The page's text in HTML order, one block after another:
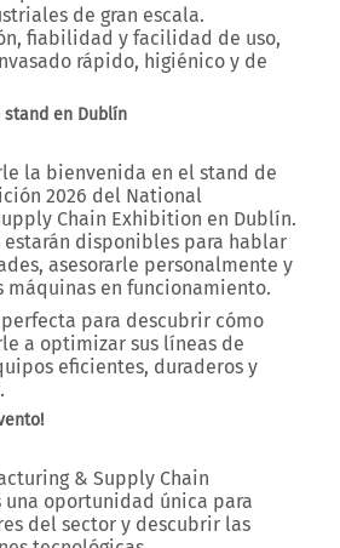
de gran escala.
fiabilidad y facilidad de uso,
rápido, higiénico y de
en Dublín
la bienvenida en el stand de
2026 del National
Chain Exhibition en Dublín.
disponibles para hablar
, asesorarle personalmente y
máquinas en funcionamiento.
para descubrir cómo
a optimizar sus líneas de
eficientes, duraderos y
.
& Supply Chain
una oportunidad única para
del sector y descubrir las